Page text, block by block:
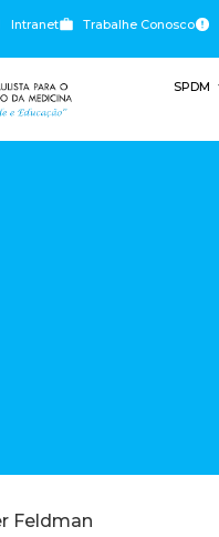
Intranet Trabalhe Conosco
SPDM
Feldman